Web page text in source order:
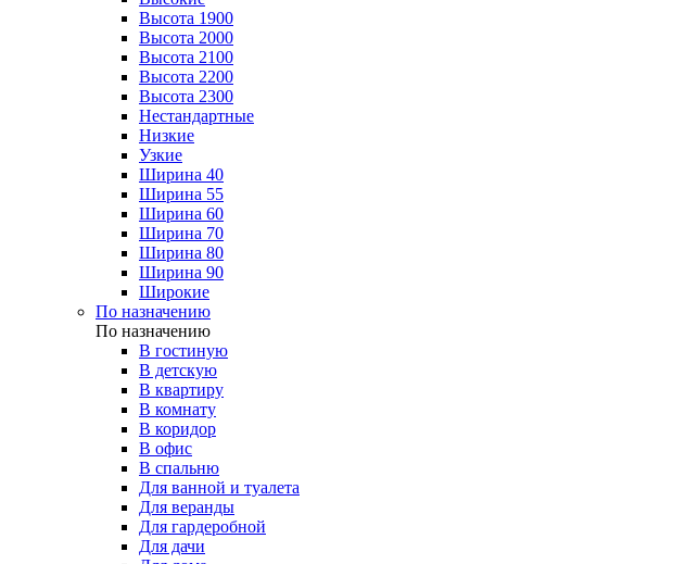
Высота 1900
Высота 2000
Высота 2100
Высота 2200
Высота 2300
Нестандартные
Низкие
Узкие
Ширина 40
Ширина 55
Ширина 60
Ширина 70
Ширина 80
Ширина 90
Широкие
По назначению
По назначению
В гостиную
В детскую
В квартиру
В комнату
В коридор
В офис
В спальню
Для ванной и туалета
Для веранды
Для гардеробной
Для дачи